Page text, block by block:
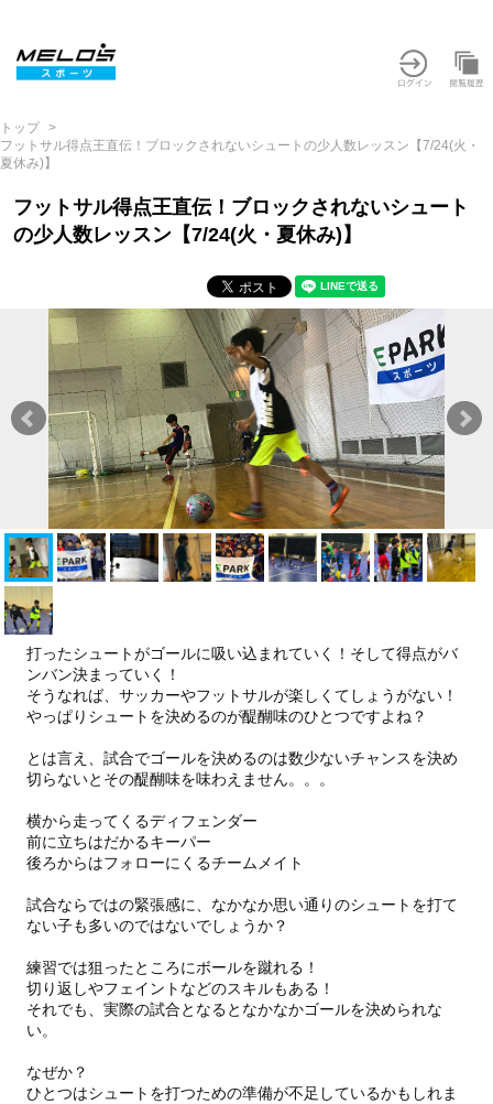
トップ
フットサル得点王直伝！ブロックされないシュートの少人数レッスン【7/24(火・
夏休み)】
フットサル得点王直伝！ブロックされないシュート
の少人数レッスン【7/24(火・夏休み)】
打ったシュートがゴールに吸い込まれていく！そして得点がバ
ンバン決まっていく！
そうなれば、サッカーやフットサルが楽しくてしょうがない！
やっぱりシュートを決めるのが醍醐味のひとつですよね？
とは言え、試合でゴールを決めるのは数少ないチャンスを決め
切らないとその醍醐味を味わえません。。。
横から走ってくるディフェンダー
前に立ちはだかるキーパー
後ろからはフォローにくるチームメイト
試合ならではの緊張感に、なかなか思い通りのシュートを打て
ない子も多いのではないでしょうか？
練習では狙ったところにボールを蹴れる！
切り返しやフェイントなどのスキルもある！
それでも、実際の試合となるとなかなかゴールを決められな
い。
なぜか？
ひとつはシュートを打つための準備が不足しているかもしれま